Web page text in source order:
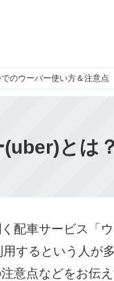
のウーバー使い方＆注意点
とは
配車サービス「
するという人が
意点などをお伝え